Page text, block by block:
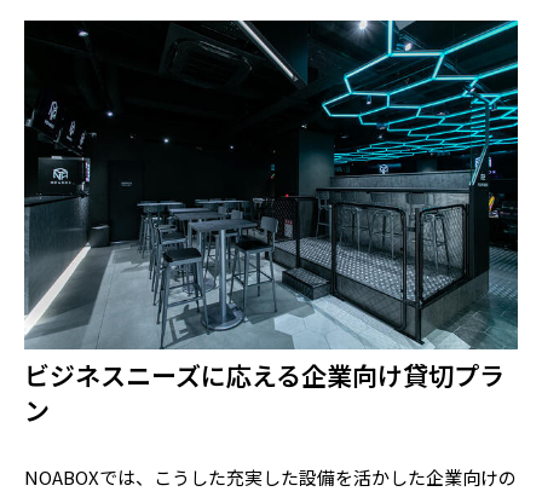
ビジネスニーズに応える企業向け貸切プラ
ン
NOABOXでは、こうした充実した設備を活かした企業向けの